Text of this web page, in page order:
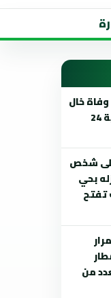
خال
شخص
بحي
تفتح
من